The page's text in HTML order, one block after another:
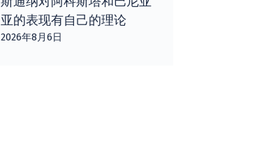
亚的表现有自己的理论
2026年8月6日